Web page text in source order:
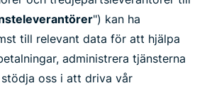
") kan ha
till relevant data för att hjälpa
administrera tjänsterna
oss i att driva vår